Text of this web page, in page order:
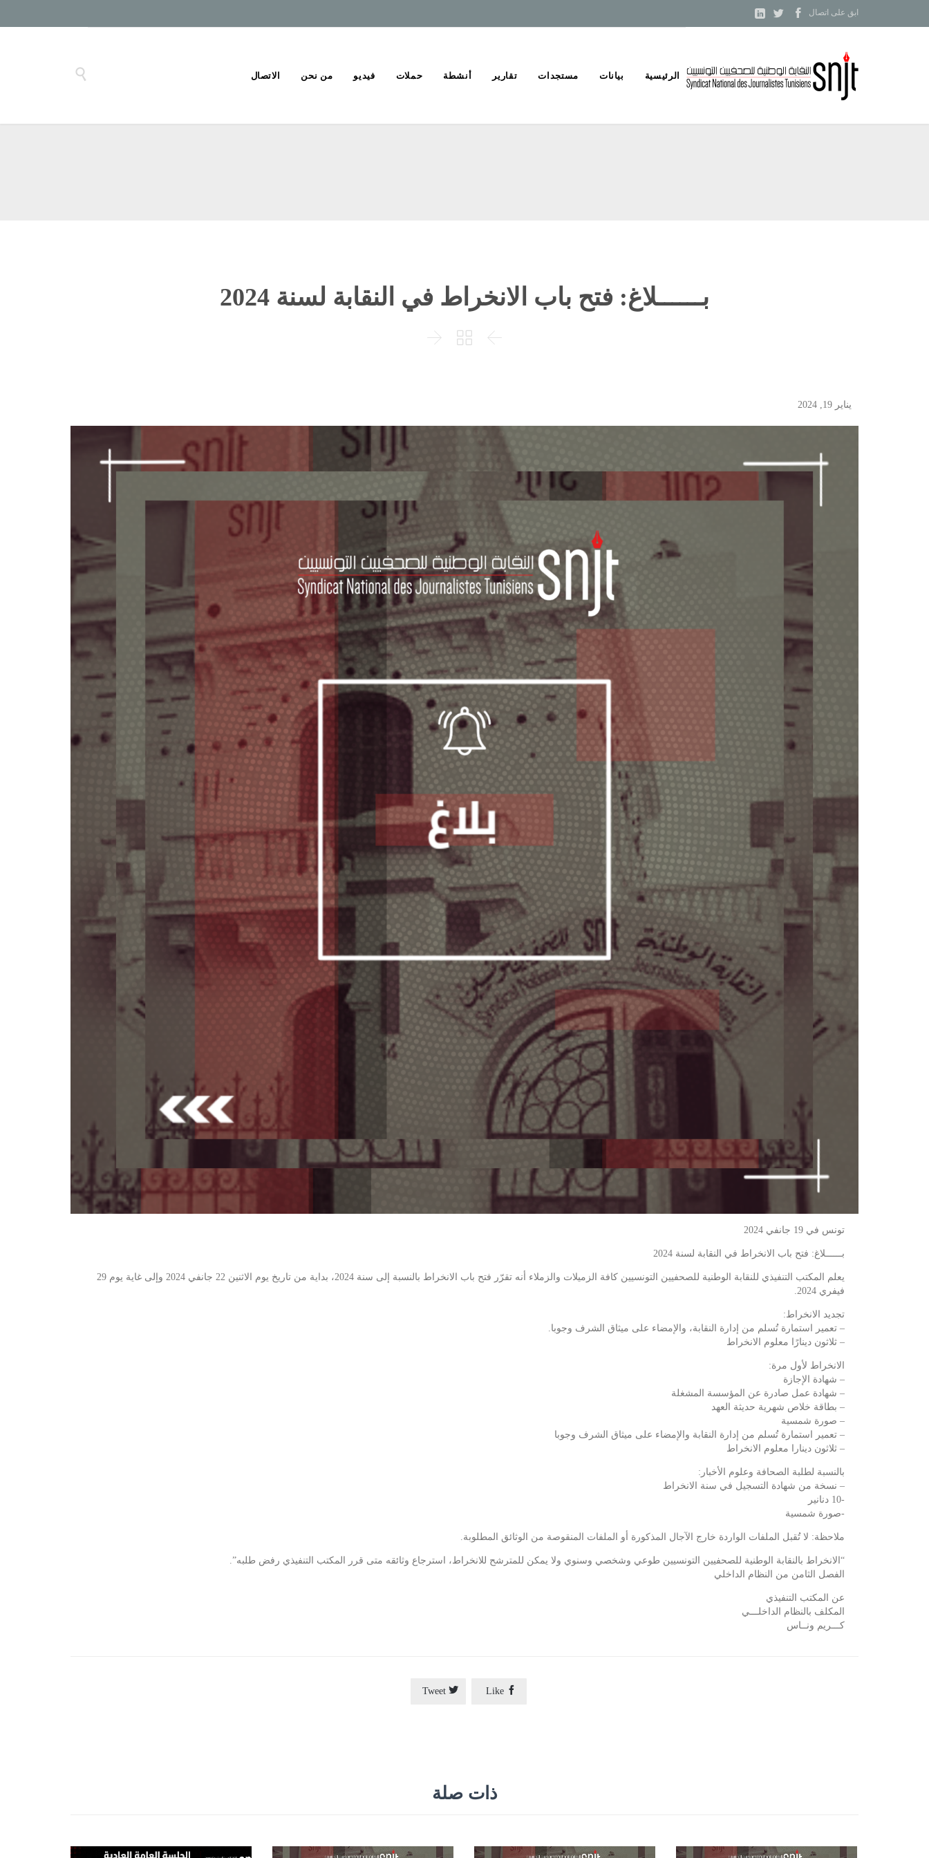
ابق على اتصال 


Skip
to
content
الرئيسية بيانات مستجدات تقارير أنشطة حملات فيديو من نحن الاتصال 
بــــــلاغ: فتح باب الانخراط في النقابة لسنة 2024



يناير 19, 2024
تونس في 19 جانفي 2024
بــــــلاغ: فتح باب الانخراط في النقابة لسنة 2024
يعلم المكتب التنفيذي للنقابة الوطنية للصحفيين التونسيين كافة الزميلات والزملاء أنه تقرّر فتح باب الانخراط بالنسبة إلى سنة 2024، بداية من تاريخ يوم الاثنين 22 جانفي 2024 وإلى غاية يوم 29
فيفري 2024.
تجديد الانخراط:
– تعمير استمارة تُسلم من إدارة النقابة، والإمضاء على ميثاق الشرف وجوبا.
– ثلاثون دينارًا معلوم الانخراط
الانخراط لأول مرة:
– شهادة الإجازة
– شهادة عمل صادرة عن المؤسسة المشغلة
– بطاقة خلاص شهرية حديثة العهد
– صورة شمسية
– تعمير استمارة تُسلم من إدارة النقابة والإمضاء على ميثاق الشرف وجوبا
– ثلاثون دينارا معلوم الانخراط
بالنسبة لطلبة الصحافة وعلوم الأخبار:
– نسخة من شهادة التسجيل في سنة الانخراط
-10 دنانير
-صورة شمسية
ملاحظة: لا تُقبل الملفات الواردة خارج الآجال المذكورة أو الملفات المنقوصة من الوثائق المطلوبة.
“الانخراط بالنقابة الوطنية للصحفيين التونسيين طوعي وشخصي وسنوي ولا يمكن للمترشح للانخراط، استرجاع وثائقه متى قرر المكتب التنفيذي رفض طلبه”.
الفصل الثامن من النظام الداخلي
عن المكتب التنفيذي
المكلف بالنظام الداخلـــي
كـــريم ونــاس

Like

Tweet
ذات صلة